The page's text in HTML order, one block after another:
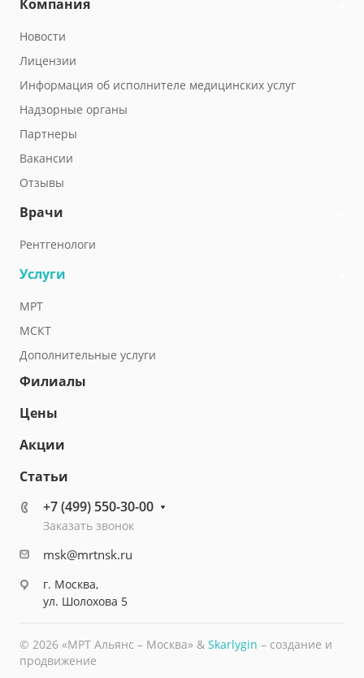
Компания
Новости
Лицензии
Информация об исполнителе медицинских услуг
Надзорные органы
Партнеры
Вакансии
Отзывы
Врачи
Рентгенологи
Услуги
МРТ
МСКТ
Дополнительные услуги
Филиалы
Цены
Акции
Статьи
+7 (499) 550-30-00
Заказать звонок
msk@mrtnsk.ru
г. Москва,
ул. Шолохова 5
© 2026 «МРТ Альянс – Москва» & Skarlygin – создание и
продвижение